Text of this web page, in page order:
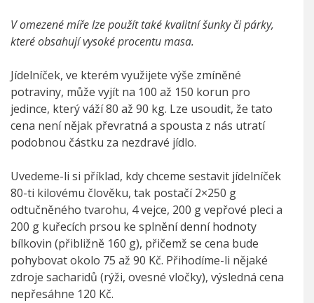
V omezené míře lze použít také kvalitní šunky či párky,
které obsahují vysoké procentu masa.
Jídelníček, ve kterém využijete výše zmíněné
potraviny, může vyjít na 100 až 150 korun pro
jedince, který váží 80 až 90 kg. Lze usoudit, že tato
cena není nějak převratná a spousta z nás utratí
podobnou částku za nezdravé jídlo.
Uvedeme-li si příklad, kdy chceme sestavit jídelníček
80-ti kilovému člověku, tak postačí 2×250 g
odtučněného tvarohu, 4 vejce, 200 g vepřové pleci a
200 g kuřecích prsou ke splnění denní hodnoty
bílkovin (přibližně 160 g), přičemž se cena bude
pohybovat okolo 75 až 90 Kč. Přihodíme-li nějaké
zdroje sacharidů (rýži, ovesné vločky), výsledná cena
nepřesáhne 120 Kč.